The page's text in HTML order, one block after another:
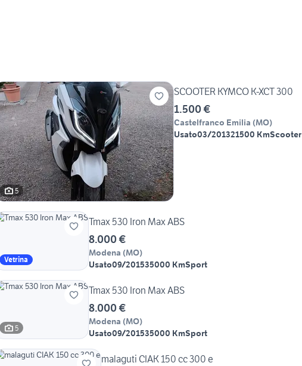
5
SCOOTER KYMCO K-XCT 300
1.500 €
Castelfranco Emilia (MO)
Usato03/201321500 KmScooter
Vetrina
Tmax 530 Iron Max ABS
8.000 €
Modena (MO)
Usato09/201535000 KmSport
5
Tmax 530 Iron Max ABS
8.000 €
Modena (MO)
Usato09/201535000 KmSport
malaguti CIAK 150 cc 300 e